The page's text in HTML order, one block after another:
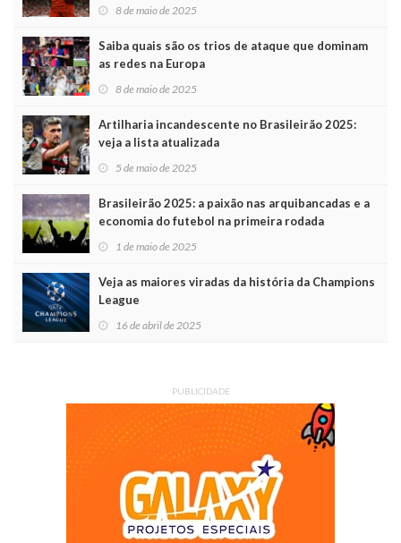
8 de maio de 2025
Saiba quais são os trios de ataque que dominam
as redes na Europa
8 de maio de 2025
Artilharia incandescente no Brasileirão 2025:
veja a lista atualizada
5 de maio de 2025
Brasileirão 2025: a paixão nas arquibancadas e a
economia do futebol na primeira rodada
1 de maio de 2025
Veja as maiores viradas da história da Champions
League
16 de abril de 2025
PUBLICIDADE